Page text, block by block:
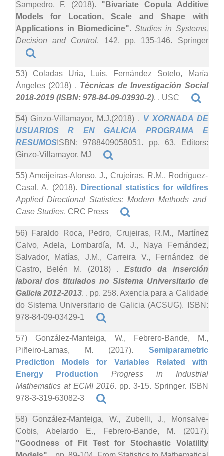
Sampedro, F. (2018). "Bivariate Copula Additive
Models for Location, Scale and Shape with
Applications in Biomedicine".Studies in Systems,
Decision and Control. 142. pp. 135-146. Springer
53) Coladas Uria, Luis, Fernández Sotelo, María
Ángeles (2018) . Técnicas de Investigación Social
2018-2019 (ISBN: 978-84-09-03930-2). . USC
54) Ginzo-Villamayor, M.J.(2018) . V XORNADA DE
USUARIOS R EN GALICIA PROGRAMA E
RESUMOSISBN: 9788409058051. pp. 63. Editors:
Ginzo-Villamayor, MJ
55) Ameijeiras-Alonso, J., Crujeiras, R.M., Rodríguez-
Casal, A. (2018).
Directional statistics for wildfires
Applied Directional Statistics: Modern Methods and
Case Studies. CRC Press
56) Faraldo Roca, Pedro, Crujeiras, R.M., Martínez
Calvo, Adela, Lombardía, M. J., Naya Fernández,
Salvador, Matías, J.M., Carreira V., Fernández de
Castro, Belén M. (2018) . Estudo da inserción
laboral dos titulados no Sistema Universitario de
Galicia 2012-2013. . pp. 258. Axencia para a Calidade
do Sistema Universitario de Galicia (ACSUG). ISBN:
978-84-09-03429-1
57) González-Manteiga, W., Febrero-Bande, M.,
Piñeiro-Lamas, M. (2017). Semiparametric
Prediction Models for Variables Related with
Energy Production Progress in Industrial
Mathematics at ECMI 2016. pp. 3-15. Springer. ISBN
978-3-319-63082-3
58) González-Manteiga, W., Zubelli, J., Monsalve-
Cobis, Abelardo E., Febrero-Bande, M. (2017).
"Goodness of Fit Test for Stochastic Volatility